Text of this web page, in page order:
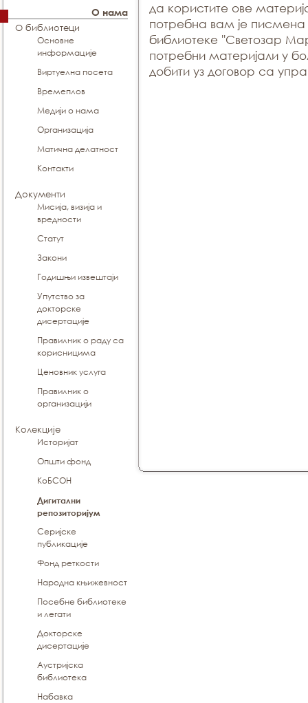
О нама
О библиотеци
Основне
информације
Виртуелна посета
Времеплов
Медији о нама
Организација
Матична делатност
Контакти
Документи
Мисија, визија и
вредности
Статут
Закони
Годишњи извештаји
Упутство за
докторске
дисертације
Правилник о раду са
корисницима
Ценовник услуга
Правилник о
организацији
Колекције
Историјат
Општи фонд
КоБСОН
Дигитални
репозиторијум
Серијске
публикације
Фонд реткости
Народна књижевност
Посебне библиотеке
и легати
Докторске
дисертације
Аустријска
библиотека
Набавка
да користите ове
потребна вам је писмена
библиотеке ''Светозар
потребни материјали у
добити уз договор са